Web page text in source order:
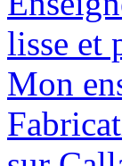
lisse et
Mon